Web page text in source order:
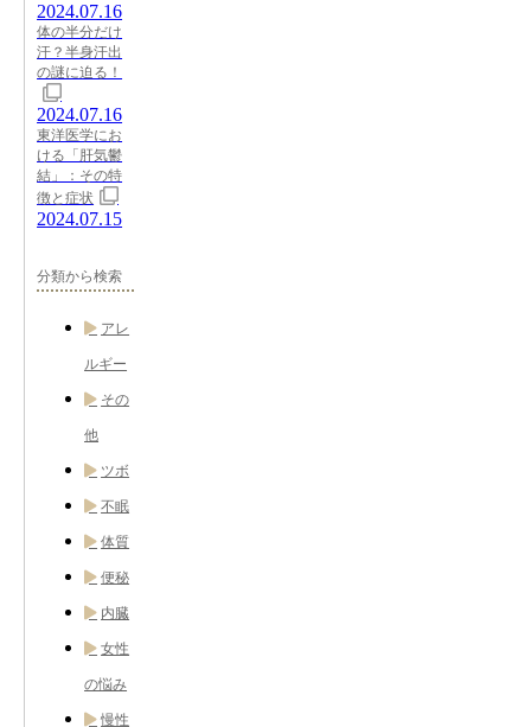
2024.07.16
体の半分だけ
汗？半身汗出
の謎に迫る！
2024.07.16
東洋医学にお
ける「肝気鬱
結」：その特
徴と症状
2024.07.15
分類から検索
アレ
ルギー
その
他
ツボ
不眠
体質
便秘
内臓
女性
の悩み
慢性